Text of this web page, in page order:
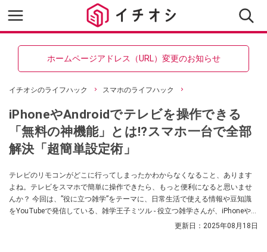
ホームページアドレス（URL）変更のお知らせ
イチオシのライフハック スマホのライフハック
iPhoneやAndroidでテレビを操作できる
「無料の神機能」とは!?スマホ一台で全部
解決「超簡単設定術」
テレビのリモコンがどこに行ってしまったかわからなくなること、あります
よね。テレビをスマホで簡単に操作できたら、もっと便利になると思いませ
んか？ 今回は、”役に立つ雑学”をテーマに、日常生活で使える情報や豆知識
をYouTubeで発信している、雑学王子ミツル - 役立つ雑学さんが、iPhoneや
Androidでテレビ操作できる無料の神機能を紹介してくれました！ 気になる方
更新日： 2025年08月18日